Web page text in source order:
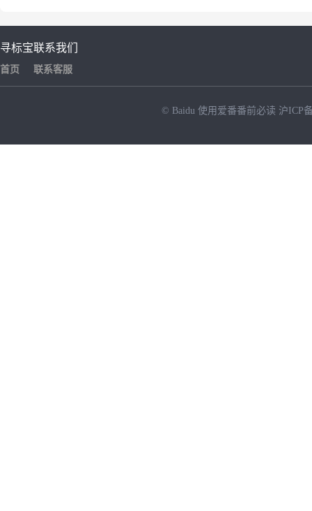
寻标宝
首页
联系我们
联系客服
© Baidu 使用爱番番前必读 沪ICP